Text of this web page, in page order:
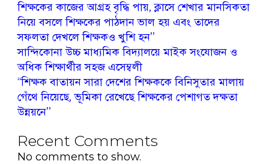
শিক্ষকের কাজের আগ্রহ বৃদ্ধি পায়, ক্লাসে শেখার মানসিকতা
নিয়ে বসলে শিক্ষকের পাঠদান ভাল হয় এবং তাদের
সফলতা দেখলে শিক্ষকও খুশি হন’’
সান্দিকোনা উচ্চ মাধ্যমিক বিদ্যালয়ে মাইক সংযোজন ও
অধিক শিক্ষার্থীর সহজ এসেম্বলী
‘‘শিক্ষক বাতায়ন সারা দেশের শিক্ষককে বিনিসুতার মালায়
গেঁথে নিয়েছে, ভূমিকা রেখেছে শিক্ষকের পেশাগত দক্ষতা
উন্নয়নে’’
Recent Comments
No comments to show.